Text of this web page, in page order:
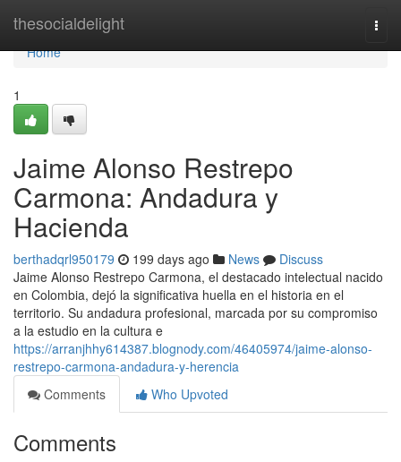
thesocialdelight
Home
Home
1
Jaime Alonso Restrepo
Carmona: Andadura y
Hacienda
berthadqrl950179 199 days ago News
Discuss
Jaime Alonso Restrepo Carmona, el destacado intelectual nacido
en Colombia, dejó la significativa huella en el historia en el
territorio. Su andadura profesional, marcada por su compromiso
a la estudio en la cultura e
https://arranjhhy614387.blognody.com/46405974/jaime-alonso-
restrepo-carmona-andadura-y-herencia
Comments
Who Upvoted
Comments